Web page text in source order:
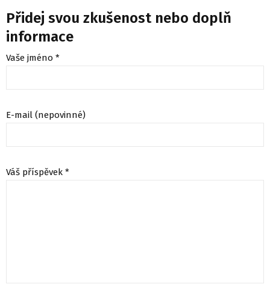
Přidej svou zkušenost nebo doplň
informace
Vaše jméno *
E-mail (nepovinné)
Váš příspěvek *